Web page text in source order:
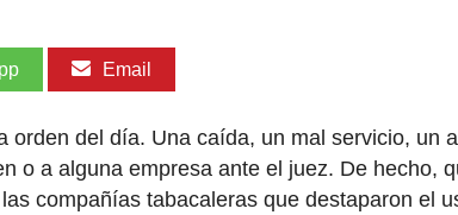
Email
orden del día. Una caída, un mal servicio, un
o a alguna empresa ante el juez. De hecho,
compañías tabacaleras que destaparon el